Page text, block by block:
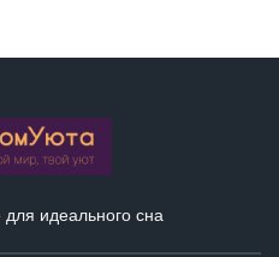
идеального сна